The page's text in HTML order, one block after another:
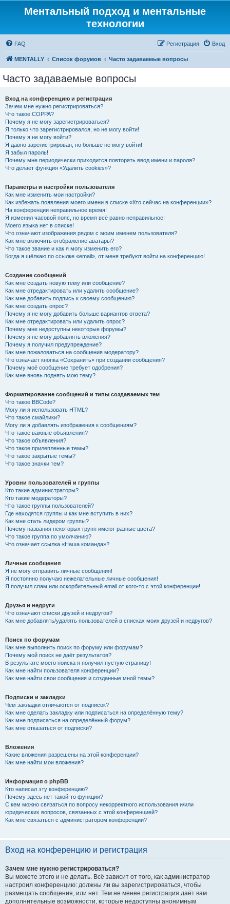
Ментальный подход и ментальные
технологии
FAQ Вход
Регистрация
MENTALLY Список форумов Часто задаваемые вопросы
Часто задаваемые вопросы
Вход на конференцию и регистрация
Зачем мне нужно регистрироваться?
Что такое COPPA?
Почему я не могу зарегистрироваться?
Я только что зарегистрировался, но не могу войти!
Почему я не могу войти?
Я давно зарегистрирован, но больше не могу войти!
Я забыл пароль!
Почему мне периодически приходится повторять ввод имени и пароля?
Что делает функция «Удалить cookies»?
Параметры и настройки пользователя
Как мне изменить мои настройки?
Как избежать появления моего имени в списке «Кто сейчас на конференции»?
На конференции неправильное время!
Я изменил часовой пояс, но время всё равно неправильное!
Моего языка нет в списке!
Что означают изображения рядом с моим именем пользователя?
Как мне включить отображение аватары?
Что такое звание и как я могу изменить его?
Когда я щёлкаю по ссылке «email», от меня требуют войти на конференцию!
Создание сообщений
Как мне создать новую тему или сообщение?
Как мне отредактировать или удалить сообщение?
Как мне добавить подпись к своему сообщению?
Как мне создать опрос?
Почему я не могу добавить больше вариантов ответа?
Как мне отредактировать или удалить опрос?
Почему мне недоступны некоторые форумы?
Почему я не могу добавлять вложения?
Почему я получил предупреждение?
Как мне пожаловаться на сообщения модератору?
Что означает кнопка «Сохранить» при создании сообщения?
Почему моё сообщение требует одобрения?
Как мне вновь поднять мою тему?
Форматирование сообщений и типы создаваемых тем
Что такое BBCode?
Могу ли я использовать HTML?
Что такое смайлики?
Могу ли я добавлять изображения к сообщениям?
Что такое важные объявления?
Что такое объявления?
Что такое прилепленные темы?
Что такое закрытые темы?
Что такое значки тем?
Уровни пользователей и группы
Кто такие администраторы?
Кто такие модераторы?
Что такое группы пользователей?
Где находятся группы и как мне вступить в них?
Как мне стать лидером группы?
Почему названия некоторых групп имеют разные цвета?
Что такое группа по умолчанию?
Что означает ссылка «Наша команда»?
Личные сообщения
Я не могу отправить личные сообщения!
Я постоянно получаю нежелательные личные сообщения!
Я получил спам или оскорбительный email от кого-то с этой конференции!
Друзья и недруги
Что означают списки друзей и недругов?
Как мне добавлять/удалять пользователей в списках моих друзей и недругов?
Поиск по форумам
Как мне выполнить поиск по форуму или форумам?
Почему мой поиск не даёт результатов?
В результате моего поиска я получил пустую страницу!
Как мне найти пользователя конференции?
Как мне найти свои сообщения и созданные мной темы?
Подписки и закладки
Чем закладки отличаются от подписок?
Как мне сделать закладку или подписаться на определённую тему?
Как мне подписаться на определённый форум?
Как мне отказаться от подписки?
Вложения
Какие вложения разрешены на этой конференции?
Как мне найти мои вложения?
Информация о phpBB
Кто написал эту конференцию?
Почему здесь нет такой-то функции?
С кем можно связаться по вопросу некорректного использования и/или
юридических вопросов, связанных с этой конференцией?
Как мне связаться с администратором конференции?
Вход на конференцию и регистрация
Зачем мне нужно регистрироваться?
Вы можете этого и не делать. Всё зависит от того, как администратор
настроил конференцию: должны ли вы зарегистрироваться, чтобы
размещать сообщения, или нет. Тем не менее регистрация даёт вам
дополнительные возможности, которые недоступны анонимным